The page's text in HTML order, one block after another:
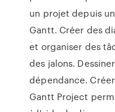
un projet depuis
Gantt. Créer des
et organiser des
des jalons.
dépendance.
Gantt Project